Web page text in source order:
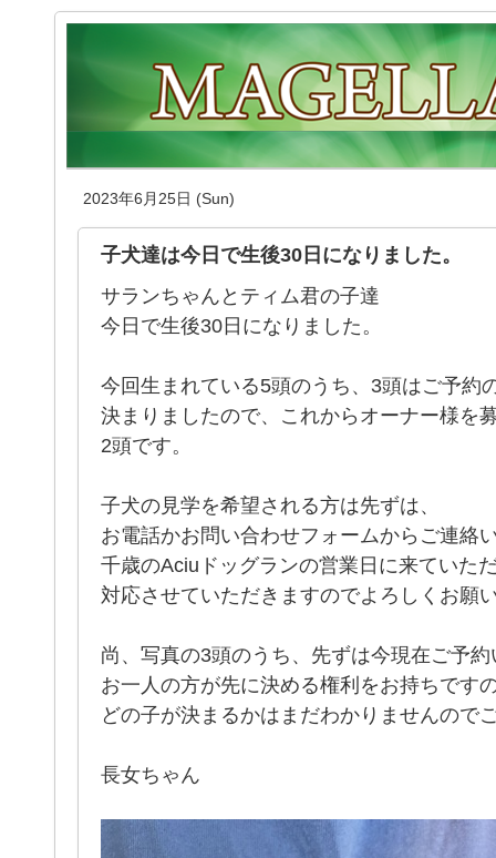
2023年6月25日 (Sun)
子犬達は今日で生後30日になりました。
サランちゃんとティム君の子達
今日で生後30日になりました。
今回生まれている5頭のうち、3頭はご予約
決まりましたので、これからオーナー様を
2頭です。
子犬の見学を希望される方は先ずは、
お電話かお問い合わせフォームからご連絡
千歳のAciuドッグランの営業日に来ていた
対応させていただきますのでよろしくお願
尚、写真の3頭のうち、先ずは今現在ご予
お一人の方が先に決める権利をお持ちです
どの子が決まるかはまだわかりませんので
長女ちゃん